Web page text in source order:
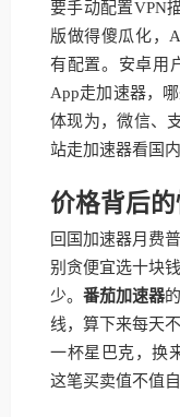
要手动配置VPN
版做得傻瓜化，
有配置。安卓用
App走加速器，
体现为，微信、
站走加速器看国
价格背后
回国加速器月费
别贪便宜选十块
少。番茄加速器
线，算下来每天
一杯星巴克，换
这笔买卖值不值自